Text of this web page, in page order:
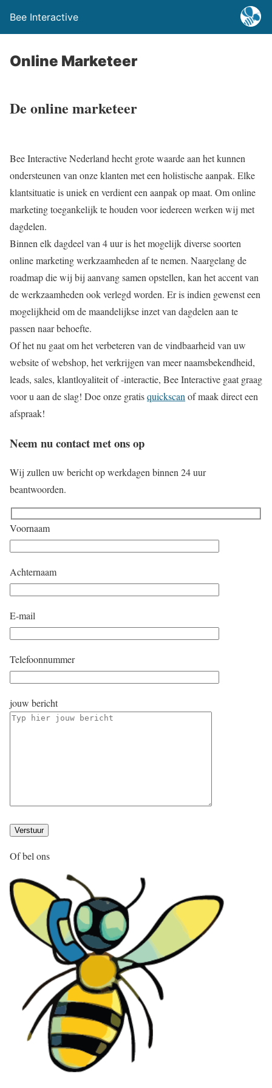
Bee Interactive
Online Marketeer
De online marketeer
Bee Interactive Nederland hecht grote waarde aan het kunnen
ondersteunen van onze klanten met een holistische aanpak. Elke
klantsituatie is uniek en verdient een aanpak op maat. Om online
marketing toegankelijk te houden voor iedereen werken wij met
dagdelen.
Binnen elk dagdeel van 4 uur is het mogelijk diverse soorten
online marketing werkzaamheden af te nemen. Naargelang de
roadmap die wij bij aanvang samen opstellen, kan het accent van
de werkzaamheden ook verlegd worden. Er is indien gewenst een
mogelijkheid om de maandelijkse inzet van dagdelen aan te
passen naar behoefte.
Of het nu gaat om het verbeteren van de vindbaarheid van uw
website of webshop, het verkrijgen van meer naamsbekendheid,
leads, sales, klantloyaliteit of -interactie, Bee Interactive gaat graag
voor u aan de slag! Doe onze gratisquickscan of maak direct een
afspraak!
Neem nu contact met ons op
Wij zullen uw bericht op werkdagen binnen 24 uur
beantwoorden.
Voornaam
Achternaam
E-mail
Telefoonnummer
jouw bericht
Of bel ons